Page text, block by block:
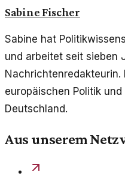
Sabine Fischer
Sabine hat
und arbeitet seit sieben
Nachrichtenredakteurin.
europäischen Politik
Deutschland.
Aus unserem